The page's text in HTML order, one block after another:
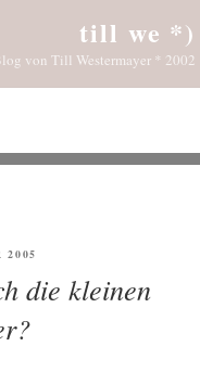
till we *)
von Till Westermayer * 2002
2005
die kleinen